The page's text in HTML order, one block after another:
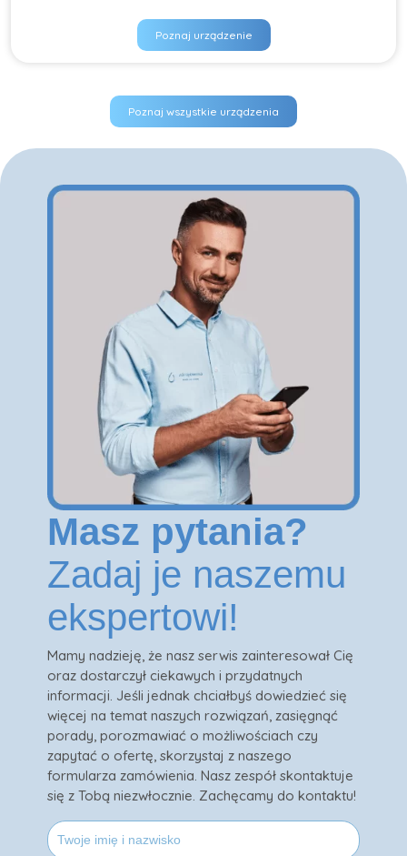
Poznaj urządzenie
Poznaj wszystkie urządzenia
Masz pytania?
Zadaj je naszemu
ekspertowi!
Mamy nadzieję, że nasz serwis zainteresował Cię
oraz dostarczył ciekawych i przydatnych
informacji. Jeśli jednak chciałbyś dowiedzieć się
więcej na temat naszych rozwiązań, zasięgnąć
porady, porozmawiać o możliwościach czy
zapytać o ofertę, skorzystaj z naszego
formularza zamówienia. Nasz zespół skontaktuje
się z Tobą niezwłocznie. Zachęcamy do kontaktu!